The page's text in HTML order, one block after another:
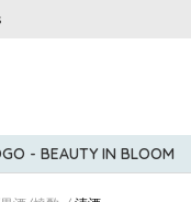
- BEAUTY IN BLOOM